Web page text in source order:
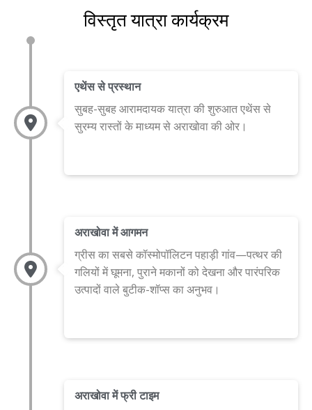
विस्तृत यात्रा कार्यक्रम
एथेंस से प्रस्थान
सुबह-सुबह आरामदायक यात्रा की शुरुआत एथेंस से
सुरम्य रास्तों के माध्यम से अराखोवा की ओर।
अराखोवा में आगमन
ग्रीस का सबसे कॉस्मोपॉलिटन पहाड़ी गांव—पत्थर की
गलियों में घूमना, पुराने मकानों को देखना और पारंपरिक
उत्पादों वाले बुटीक-शॉप्स का अनुभव।
अराखोवा में फ्री टाइम